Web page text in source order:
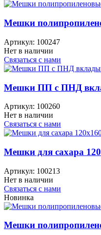
Мешки
Артикул: 100247
Нет в наличии
Связаться с нами
Мешки ПП с ПНД
Артикул: 100260
Нет в наличии
Связаться с нами
Мешки для сахара
Артикул: 100213
Нет в наличии
Связаться с нами
Новинка
Мешки